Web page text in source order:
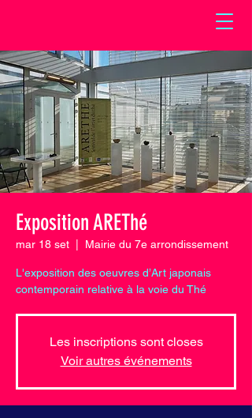
Exposition AREThé
mar 18 set Mairie du 7e arrondissement
L'exposition des oeuvres d’Art japonais
contemporain relative à la voie du Thé
Les inscriptions sont closes
Voir autres événements